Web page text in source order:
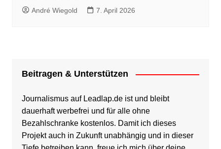
André Wiegold 7. April 2026
Beitragen & Unterstützen
Journalismus auf Leadlap.de ist und bleibt
dauerhaft werbefrei und für alle ohne
Bezahlschranke kostenlos. Damit ich dieses
Projekt auch in Zukunft unabhängig und in dieser